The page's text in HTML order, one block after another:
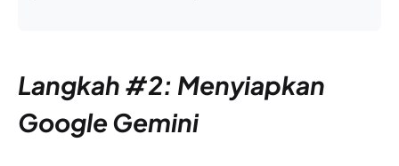
Langkah #2: Menyiapkan
Google Gemini